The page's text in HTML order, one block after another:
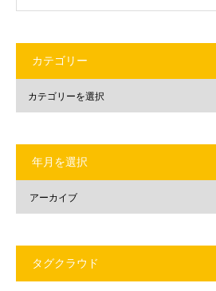
カテゴリー
年月を選択
タグクラウド